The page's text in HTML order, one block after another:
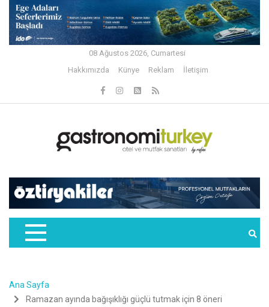
08 Ağustos 2026, Cumartesi
Hakkımızda
Künye Reklam İletişim
Ana Sayfa
Ramazan ayında bağışıklığı güçlü tutmak için 8 öneri